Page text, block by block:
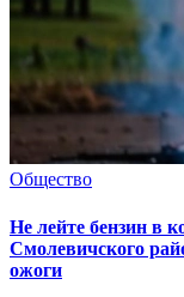
Общество
Не лейте бензин в
Смолевичского
ожоги